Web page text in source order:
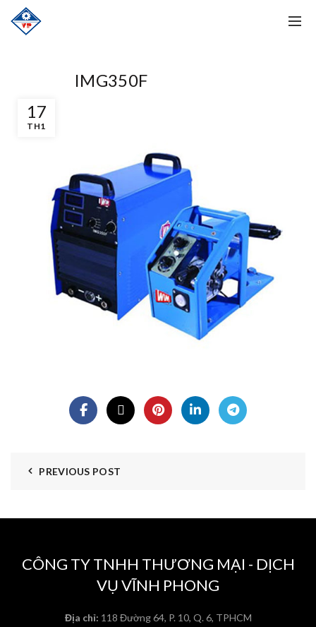
17
TH1
IMG350F
PREVIOUS POST
CÔNG TY TNHH THƯƠNG MẠI - DỊCH
VỤ VĨNH PHONG
Địa chỉ: 118 Đường 64, P. 10, Q. 6, TPHCM